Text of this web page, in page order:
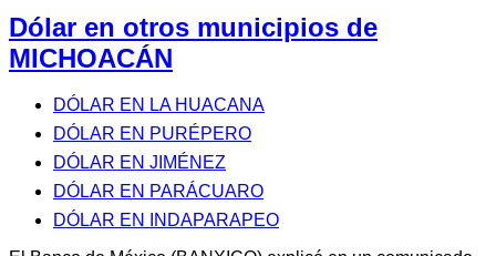
Dólar en otros municipios de
MICHOACÁN
DÓLAR EN LA HUACANA
DÓLAR EN PURÉPERO
DÓLAR EN JIMÉNEZ
DÓLAR EN PARÁCUARO
DÓLAR EN INDAPARAPEO